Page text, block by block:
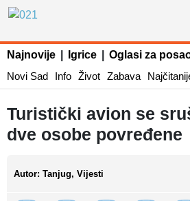
Najnovije Igrice Oglasi za
Novi Sad
Info Život Zabava
Turistički avion se
dve osobe povređene
Autor: Tanjug, Vijesti